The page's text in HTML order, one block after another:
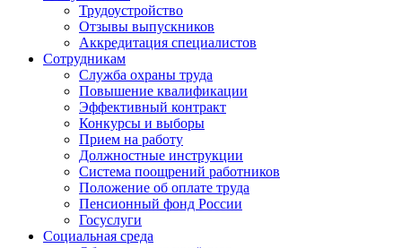
Трудоустройство
Отзывы выпускников
Аккредитация специалистов
Сотрудникам
Служба охраны труда
Повышение квалификации
Эффективный контракт
Конкурсы и выборы
Прием на работу
Должностные инструкции
Система поощрений работников
Положение об оплате труда
Пенсионный фонд России
Госуслуги
Социальная среда